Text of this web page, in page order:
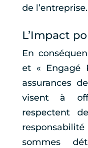
de
L’Impact
En
et « Engagé
assurances
visent à
respectent
sommes